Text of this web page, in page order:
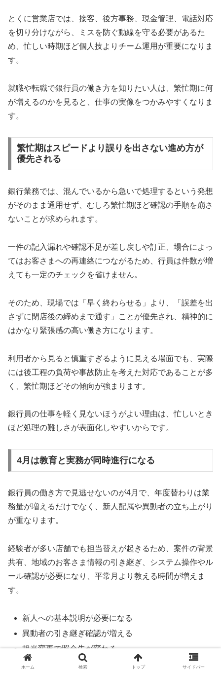
とくに営業店では、接客、後方事務、現金管理、電話対応
を切り分けながら、ミスを防ぐ動線を守る必要があるた
め、忙しい時期ほど個人技よりチーム運用が重要になりま
す。
就職や転職で銀行員の働き方を知りたい人は、繁忙期に何
が増えるのかを見ると、仕事の実像をつかみやすくなりま
す。
繁忙期はスピードより誤りを出さない進め方が
優先される
銀行業務では、混んでいるから急いで処理するという発想
がそのまま通用せず、むしろ繁忙期ほど確認の手順を崩さ
ないことが求められます。
一件の記入漏れや確認不足が差し戻しや訂正、場合によっ
てはお客さまへの再連絡につながるため、行員は件数が増
えても一定のチェックを省けません。
そのため、現場では「早く終わらせる」より、「誤差を出
さずに閉店後の締めまで通す」ことが優先され、精神的に
はかなり緊張感の高い働き方になります。
利用者から見ると慎重すぎるように見える場面でも、実際
には後工程の負荷や事故防止を考えた対応であることが多
く、繁忙期ほどその傾向が強まります。
銀行員の仕事を軽く見ないほうがよい理由は、忙しいとき
ほど処理の難しさが表面化しやすいからです。
4月は教育と実務が同時進行になる
銀行員の働き方で見逃せないのが4月で、年度替わりは業
務量が増えるだけでなく、新人配属や異動者の立ち上がり
が重なります。
経験者が多い店舗でも担当替えが起きるため、案件の背景
共有、地域のお客さま情報の引き継ぎ、システム操作やル
ール確認が必要になり、平常月より教える時間が増えま
す。
新人への基本説明が必要になる
異動者の引き継ぎ確認が増える
担当変更で照会先が変わる
繁忙期と教育期が重なりやすい
ホーム 検索 トップ サイドバー